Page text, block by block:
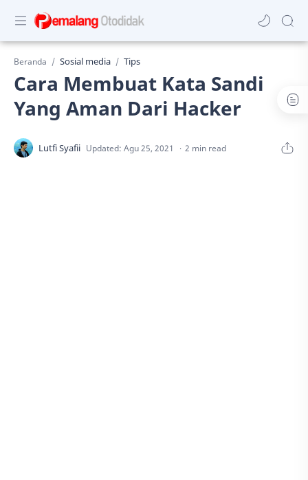
Beranda Sosial media Tips
Cara Membuat Kata Sandi
Yang Aman Dari Hacker
2 min read